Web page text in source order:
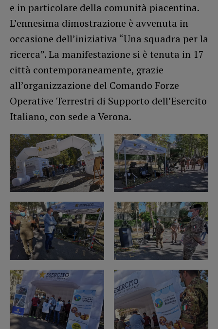
e in particolare della comunità piacentina.
L’ennesima dimostrazione è avvenuta in
occasione dell’iniziativa “Una squadra per la
ricerca”. La manifestazione si è tenuta in 17
città contemporaneamente, grazie
all’organizzazione del Comando Forze
Operative Terrestri di Supporto dell’Esercito
Italiano, con sede a Verona.